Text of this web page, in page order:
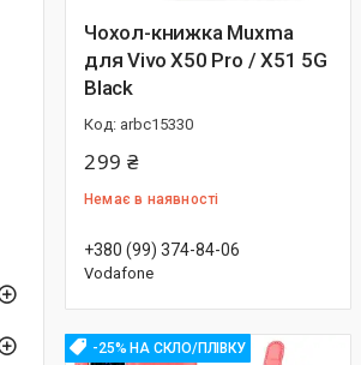
Чохол-книжка Muxma
для Vivo X50 Pro / X51 5G
Black
arbc15330
299 ₴
Немає в наявності
+380 (99) 374-84-06
Vodafone
-25% НА СКЛО/ПЛІВКУ